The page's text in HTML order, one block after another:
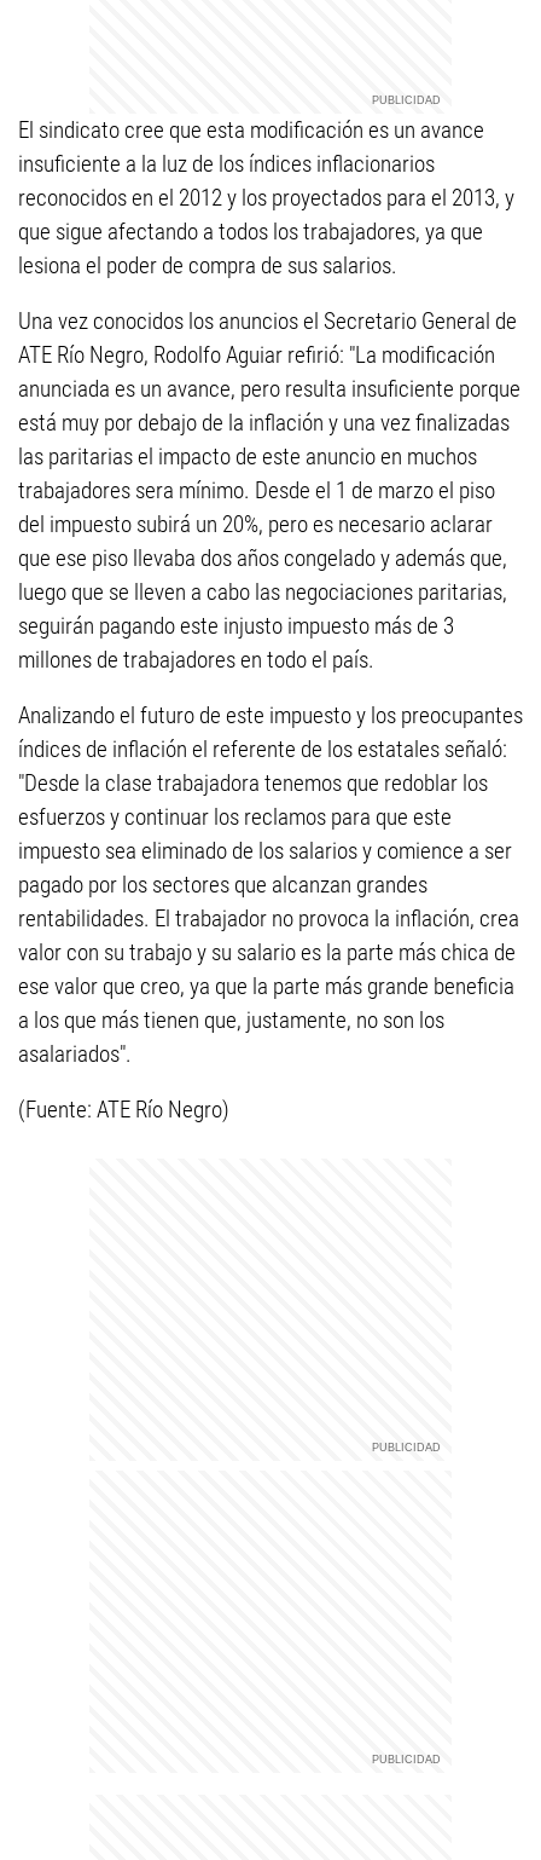
El sindicato cree que esta modificación es un avance
insuficiente a la luz de los índices inflacionarios
reconocidos en el 2012 y los proyectados para el 2013, y
que sigue afectando a todos los trabajadores, ya que
lesiona el poder de compra de sus salarios.
Una vez conocidos los anuncios el Secretario General de
ATE Río Negro, Rodolfo Aguiar refirió: "La modificación
anunciada es un avance, pero resulta insuficiente porque
está muy por debajo de la inflación y una vez finalizadas
las paritarias el impacto de este anuncio en muchos
trabajadores sera mínimo. Desde el 1 de marzo el piso
del impuesto subirá un 20%, pero es necesario aclarar
que ese piso llevaba dos años congelado y además que,
luego que se lleven a cabo las negociaciones paritarias,
seguirán pagando este injusto impuesto más de 3
millones de trabajadores en todo el país.
Analizando el futuro de este impuesto y los preocupantes
índices de inflación el referente de los estatales señaló:
"Desde la clase trabajadora tenemos que redoblar los
esfuerzos y continuar los reclamos para que este
impuesto sea eliminado de los salarios y comience a ser
pagado por los sectores que alcanzan grandes
rentabilidades. El trabajador no provoca la inflación, crea
valor con su trabajo y su salario es la parte más chica de
ese valor que creo, ya que la parte más grande beneficia
a los que más tienen que, justamente, no son los
asalariados".
(Fuente: ATE Río Negro)